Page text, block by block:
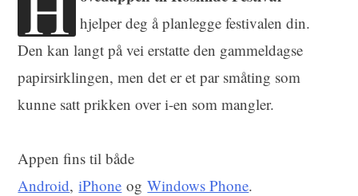
hjelper deg å planlegge festivalen din.
Den kan langt på vei erstatte den gammeldagse
papirsirklingen, men det er et par småting som
kunne satt prikken over i-en som mangler.
Appen fins til både
Android,iPhone ogWindows Phone.